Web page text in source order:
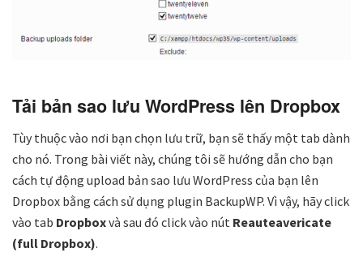
Tải bản sao lưu WordPress lên Dropbox
Tùy thuộc vào nơi bạn chọn lưu trữ, bạn sẽ thấy một tab dành
cho nó. Trong bài viết này, chúng tôi sẽ hướng dẫn cho bạn
cách tự động upload bản sao lưu WordPress của bạn lên
Dropbox bằng cách sử dụng plugin BackupWP. Vì vậy, hãy click
vào tab Dropboxvà sau đó click vào nút Reauteavericate
(full Dropbox).